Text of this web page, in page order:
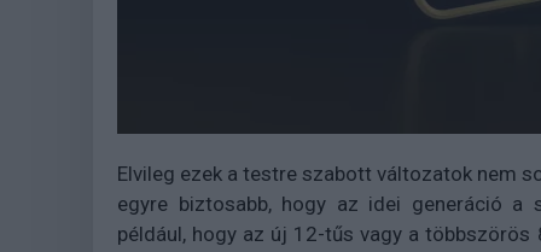
Elvileg ezek a testre szabott változatok nem
egyre biztosabb, hogy az idei generáció a
például, hogy az új 12-tűs vagy a